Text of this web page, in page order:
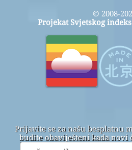
© 2008-
Projekat Svjetskog
Prijavite se za našu besplatnu
budite obaviješteni kada novi